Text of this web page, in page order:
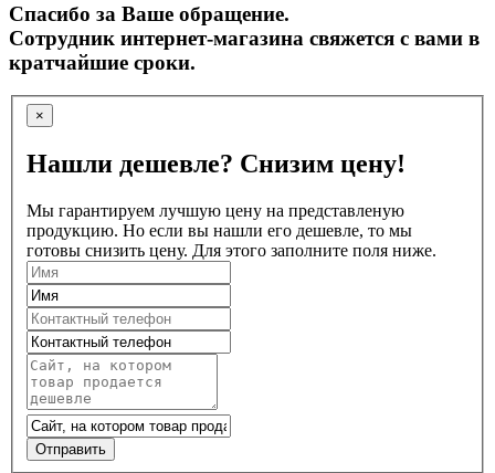
Спасибо за Ваше обращение.
Сотрудник интернет-магазина свяжется с вами в
кратчайшие сроки.
×
Нашли дешевле? Снизим цену!
Мы гарантируем лучшую цену на представленую
продукцию. Но если вы нашли его дешевле, то мы
готовы снизить цену. Для этого заполните поля ниже.
Отправить